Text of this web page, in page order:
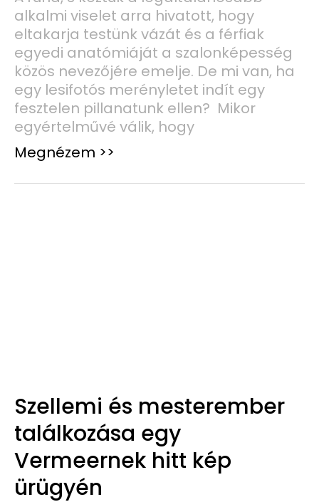
alkalmi viselet arra hivatott, hogy
eltakarja testünk vázát és a férfiak
egyedi anatómiáját a szalonképesség
közös nevezőjére emelje. De mi van, ha
egy lesifotós merényletet indít egy
fesztelen pillanatunk ellen? Mikor
egyértelművé válik, hogy
Megnézem >>
Szellemi és mesterember
találkozása egy
Vermeernek hitt kép
ürügyén